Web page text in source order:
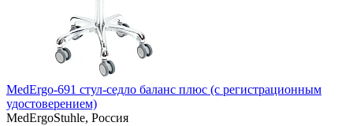
MedErgo-691 стул-седло баланс плюс (с регистрационным
удостоверением)
MedErgoStuhle, Россия